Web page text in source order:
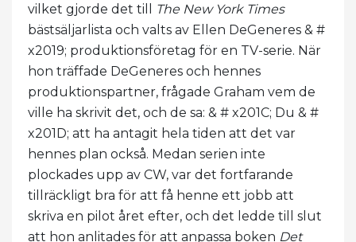
vilket gjorde det till
The New York Times
bästsäljarlista och valts av Ellen DeGeneres & #
x2019; produktionsföretag för en TV-serie. När
hon träffade DeGeneres och hennes
produktionspartner, frågade Graham vem de
ville ha skrivit det, och de sa: & # x201C; Du & #
x201D; att ha antagit hela tiden att det var
hennes plan också. Medan serien inte
plockades upp av CW, var det fortfarande
tillräckligt bra för att få henne ett jobb att
skriva en pilot året efter, och det ledde till slut
att hon anlitades för att anpassa boken Det